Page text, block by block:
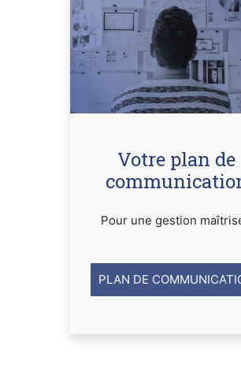
Votre plan de
Pour une gestion
PLAN DE